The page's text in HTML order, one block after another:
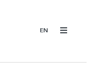
Menu